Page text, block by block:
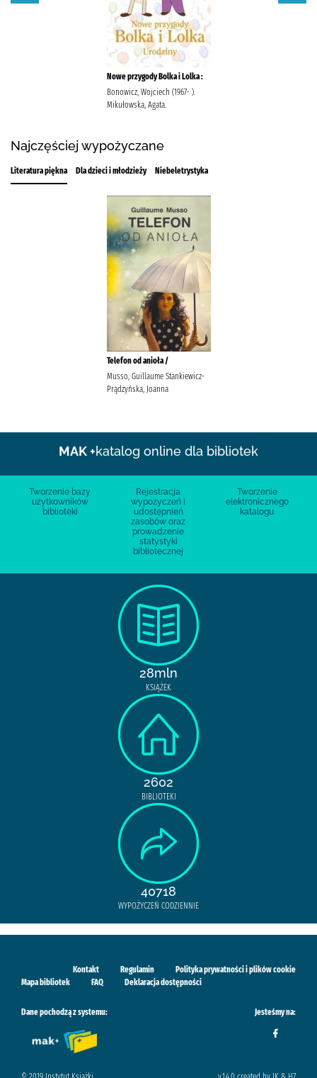
Nowe przygody Bolka i Lolka :
Bonowicz, Wojciech (1967- ).
Mikułowska, Agata.
Najczęściej wypożyczane
Literatura piękna Dla dzieci i młodzieży Niebeletrystyka
Telefon od anioła /
Musso, Guillaume Stankiewicz-
Prądzyńska, Joanna
MAK +katalog online dla bibliotek
Tworzenie bazy
użytkowników
biblioteki
Rejestracja
wypożyczeń i
udostępnień
zasobów oraz
prowadzenie
statystyki
bibliotecznej
Tworzenie
elektronicznego
katalogu
28mln
KSIĄŻEK
2602
BIBLIOTEKI
40718
WYPOŻYCZEŃ CODZIENNIE
Kontakt Regulamin
Polityka prywatności i plików cookie
Mapa bibliotek
FAQ Deklaracja dostępności
Dane pochodzą z systemu: Jesteśmy na: